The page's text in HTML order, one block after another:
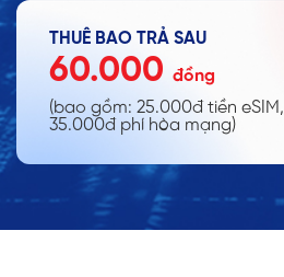
THUÊ BAO TRẢ SAU
60.000 đồng
(bao gồm: 25.000đ tiền eSIM,
35.000đ phí hòa mạng)